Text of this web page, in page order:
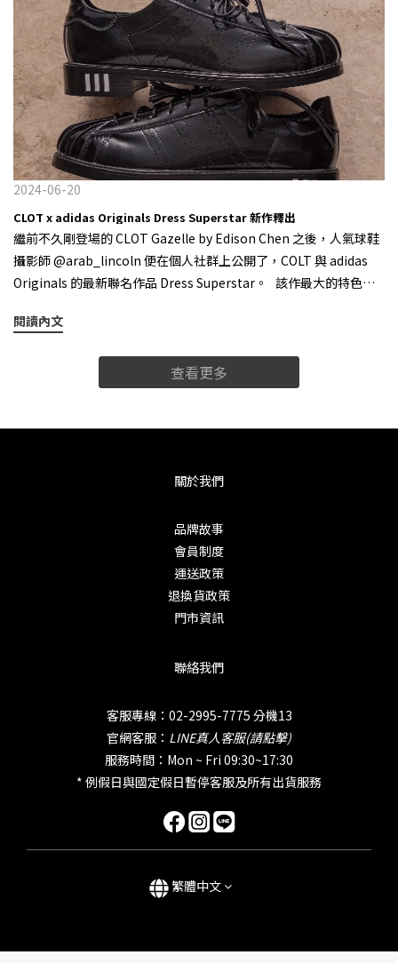
務 對於當前主力消費的 X & Y 世代的人們而言：「過往的球鞋，其實
在這幾年也都買得差不多了。」畢竟情懷有限，如果在設計上只是
一味的替換顏色，那真的是很難再度能激起大家的熱情，更重要的
是在他們身上還有其他的開銷必須支付。那隨著 Z世代逐漸成為全球
的消費主力之一，對於他們心中的球鞋文化為何？肯定不會是那些
90年代的復古籃球鞋與千禧年間的滑板鞋，因為他們並沒有親身參
與過，因此對於品牌這樣不斷復刻的操作自然沒有更多共鳴，如何
去形塑下一代人心中的球鞋文化，自然成為每個品牌當前的首要任
務。 Nike Dunk SB 系列鞋款在球鞋文化與二級市場中，皆扮演著極
其重要的角色 是個最壞的時代，但也是最好的時代 球鞋市場一定會
變好，而我們 KIKS 也一直都會在。 由於各種 CORE 的穿搭風格湧
至，使得風格被定義的更加細分，對於賣家而言現在肯定是「生意
「是個最好的時代」，畢竟能用相對便宜的價格入手喜歡的波鞋，
這不就是一件很振奮人心的事情嗎？而潮流始終是個圈，球鞋市場
一定會變好，但還沒變好，只是需要時間，當然，球鞋生意不會就
餘兩者則分別下降了 10%。 當中，最大的亮點就屬 ASICS &
MIZUNO 這兩個來自日本的運動品牌，竟然在今年度迎來了股價翻
倍的成長，同時兩者的股價紛紛在今年寫下了歷史新高的紀錄，其
所推出的鞋款在當前市場確實也是相當受歡迎；而來自瑞士阿爾卑
斯山的On昂跑，也憑藉著鞋款優異的性能表現，在今年寫下了超
過 50%的股價增幅，由此可見專注於跑步文化的運動品牌，從過去
檔案庫中的 Y2K 復古慢跑鞋，到適合日著和競速的運動跑鞋，似乎
成為了目前市場的最大贏家。
2024-06-20
CLOT x adidas Originals Dress Superstar 新作釋出
繼前不久剛登場的 CLOT Gazelle by Edison Chen 之後，人氣球鞋
攝影師 @arab_lincoln 便在個人社群上公開了，COLT 與 adidas
Originals 的最新聯名作品 Dress Superstar。 該作最大的特色便
過運動感與紳士風格的碰撞，營造出別緻的強烈反差。 整
跟部份更裝飾有三道槓經典元素，彰顯品牌身份。據了解，這雙聯
名將於今年秋季正式發售，至於台灣地區的販售情報，還請關注好
閱讀內文
查看更多
關於我們
品牌故事
會員制度
運送政策
退換貨政策
門市資訊
聯絡我們
客服專線：02-2995-7775 分機13
官網客服： LINE真人客服(請點擊)
服務時間：Mon ~ Fri 09:30~17:30
* 例假日與國定假日暫停客服及所有出貨服務
繁體中文